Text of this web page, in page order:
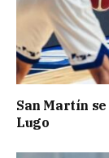
San Martín
Lugo